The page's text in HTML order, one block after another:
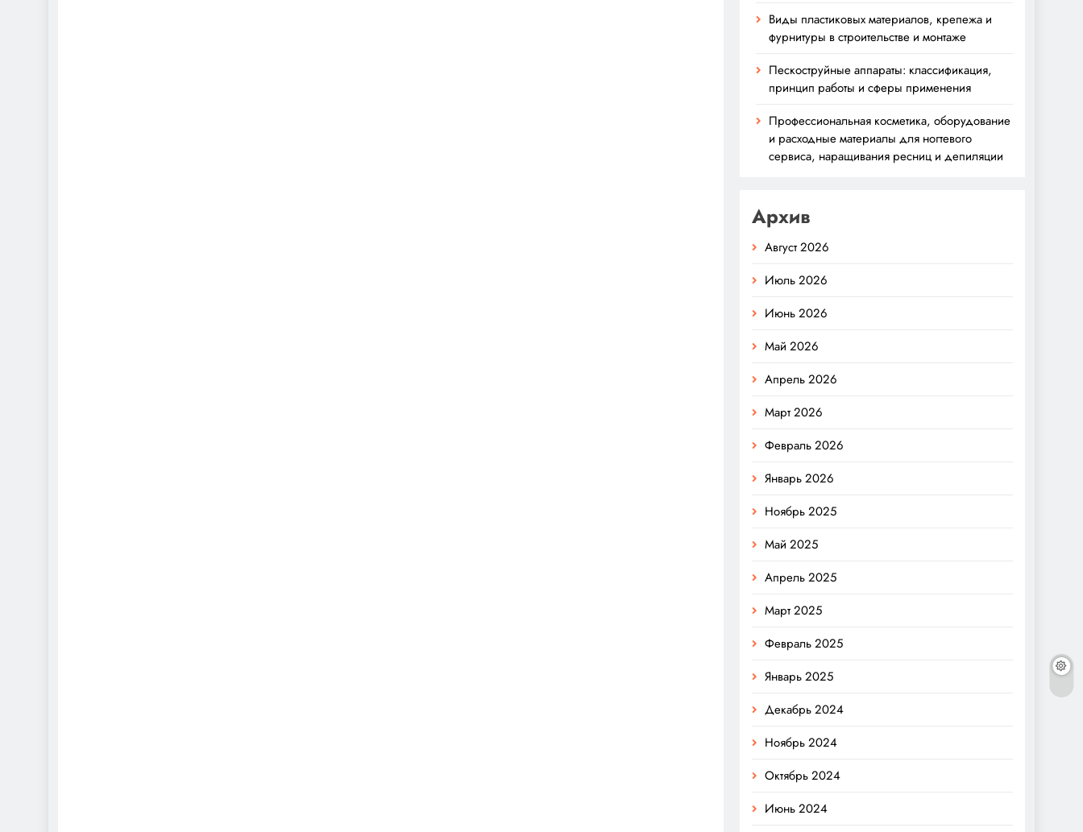
Виды пластиковых материалов, крепежа и
фурнитуры в строительстве и монтаже
Пескоструйные аппараты: классификация,
принцип работы и сферы применения
Профессиональная косметика, оборудование
и расходные материалы для ногтевого
сервиса, наращивания ресниц и депиляции
Архив
Август 2026
Июль 2026
Июнь 2026
Май 2026
Апрель 2026
Март 2026
Февраль 2026
Январь 2026
Ноябрь 2025
Май 2025
Апрель 2025
Март 2025
Февраль 2025
Январь 2025
Декабрь 2024
Ноябрь 2024
Октябрь 2024
Июнь 2024